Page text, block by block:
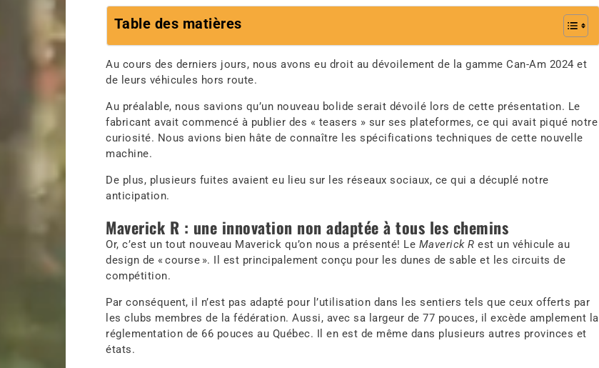
Table des matières
Au cours des derniers jours, nous avons eu droit au dévoilement de la gamme Can-Am 2024 et
de leurs véhicules hors route.
Au préalable, nous savions qu’un nouveau bolide serait dévoilé lors de cette présentation. Le
fabricant avait commencé à publier des « teasers » sur ses plateformes, ce qui avait piqué notre
curiosité. Nous avions bien hâte de connaître les spécifications techniques de cette nouvelle
machine.
De plus, plusieurs fuites avaient eu lieu sur les réseaux sociaux, ce qui a décuplé notre
anticipation.
Maverick R : une innovation non adaptée à tous les chemins
Or, c’est un tout nouveau Maverick qu’on nous a présenté! Le Maverick R est un véhicule au
design de « course ». Il est principalement conçu pour les dunes de sable et les circuits de
compétition.
Par conséquent, il n’est pas adapté pour l’utilisation dans les sentiers tels que ceux offerts par
les clubs membres de la fédération. Aussi, avec sa largeur de 77 pouces, il excède amplement la
réglementation de 66 pouces au Québec. Il en est de même dans plusieurs autres provinces et
états.